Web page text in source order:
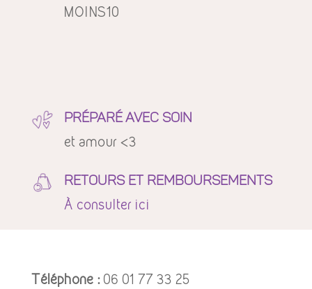
MOINS10
PRÉPARÉ AVEC SOIN
et amour <3
RETOURS ET REMBOURSEMENTS
À consulter ici
Téléphone :06 01 77 33 25